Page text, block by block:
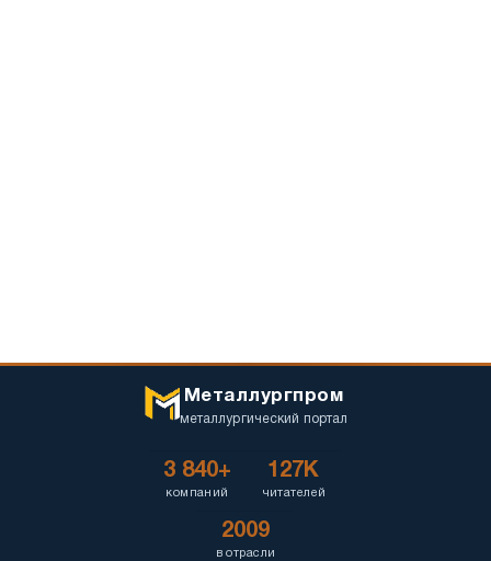
Металлургпром
металлургический портал
3 840+
компаний
127K
читателей
2009
в отрасли